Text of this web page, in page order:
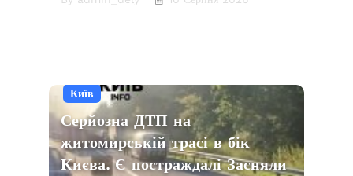
Київ
Серйозна ДТП на
житомирській трасі в бік
Києва. Є постраждаліㅤ Засняли